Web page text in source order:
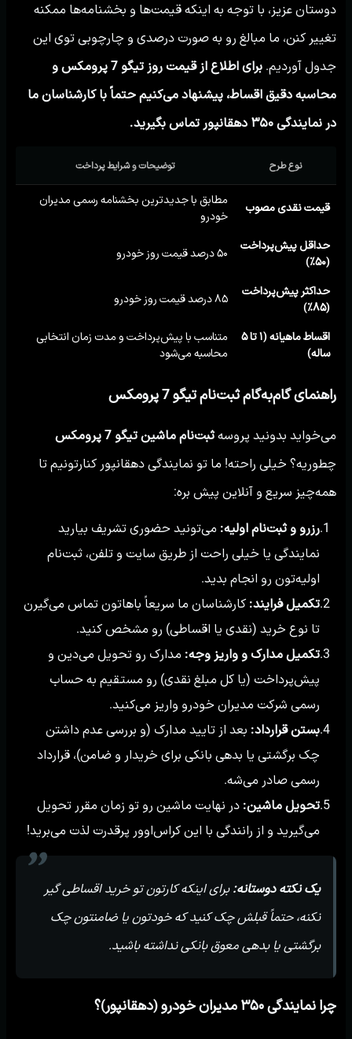
دوستان عزیز، با توجه به اینکه قیمت‌ها و بخشنامه‌ها ممکنه
تغییر کنن، ما مبالغ رو به صورت درصدی و چارچوبی توی این
جدول آوردیم.
برای اطلاع از قیمت روز تیگو 7 پرومکس و
محاسبه دقیق اقساط، پیشنهاد می‌کنیم حتماً با کارشناسان ما
در نمایندگی ۳۵۰ دهقانپور تماس بگیرید.
نوع طرح توضیحات و شرایط پرداخت
قیمت نقدی مصوب
مطابق با جدیدترین بخشنامه رسمی مدیران
خودرو
حداقل پیش‌پرداخت
(۵۰٪)
۵۰ درصد قیمت روز خودرو
حداکثر پیش‌پرداخت
(۸۵٪)
۸۵ درصد قیمت روز خودرو
اقساط ماهیانه (۱ تا ۵
ساله)
متناسب با پیش‌پرداخت و مدت زمان انتخابی
محاسبه می‌شود
راهنمای گام‌به‌گام ثبت‌نام تیگو 7 پرومکس
می‌خواید بدونید پروسهثبت‌نام ماشین تیگو 7 پرومکس
چطوریه؟ خیلی راحته! ما تو نمایندگی دهقانپور کنارتونیم تا
همه‌چیز سریع و آنلاین پیش بره:
1. رزرو و ثبت‌نام اولیه: می‌تونید حضوری تشریف بیارید
نمایندگی یا خیلی راحت از طریق سایت و تلفن، ثبت‌نام
اولیه‌تون رو انجام بدید.
2. تکمیل فرایند: کارشناسان ما سریعاً باهاتون تماس می‌گیرن
تا نوع خرید (نقدی یا اقساطی) رو مشخص کنید.
3. تکمیل مدارک و واریز وجه: مدارک رو تحویل می‌دین و
پیش‌پرداخت (یا کل مبلغ نقدی) رو مستقیم به حساب
رسمی شرکت مدیران خودرو واریز می‌کنید.
4. بستن قرارداد: بعد از تایید مدارک (و بررسی عدم داشتن
چک برگشتی یا بدهی بانکی برای خریدار و ضامن)، قرارداد
رسمی صادر می‌شه.
5. تحویل ماشین: در نهایت ماشین رو تو زمان مقرر تحویل
می‌گیرید و از رانندگی با این کراس‌اوور پرقدرت لذت می‌برید!
یک نکته دوستانه: برای اینکه کارتون تو خرید اقساطی گیر
نکنه، حتماً قبلش چک کنید که خودتون یا ضامنتون چک
برگشتی یا بدهی معوق بانکی نداشته باشید.
چرا نمایندگی ۳۵۰ مدیران خودرو (دهقانپور)؟